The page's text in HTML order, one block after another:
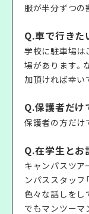
服が半分ずつの
Q.車で行きた
学校に駐車場は
場があります。
加頂ければ幸い
Q.保護者だけ
保護者の方だけ
Q.在学生とお
キャンパスツア
ンパススタッフ
色々な話しをし
でもマンツーマ